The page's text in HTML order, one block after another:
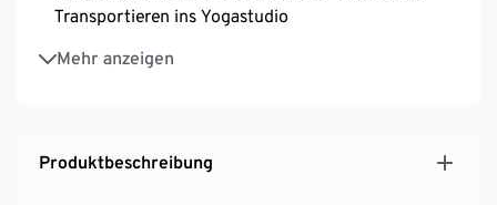
Transportieren ins Yogastudio
Mehr anzeigen
Inkl. Übungsposter
Oberflächenprägung auf beiden Seiten
Produktbeschreibung